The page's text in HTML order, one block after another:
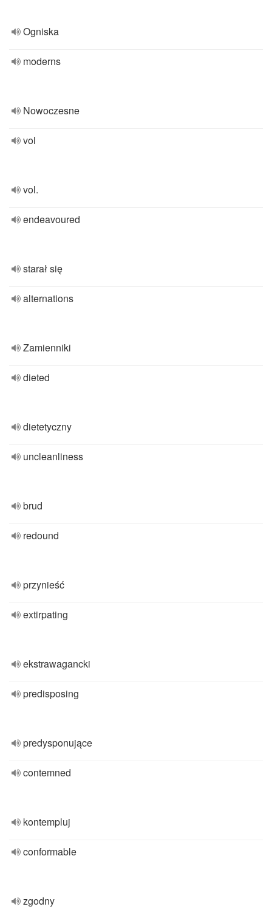
Ogniska
moderns
Nowoczesne
vol
vol.
endeavoured
starał się
alternations
Zamienniki
dieted
dietetyczny
uncleanliness
brud
redound
przynieść
extirpating
ekstrawagancki
predisposing
predysponujące
contemned
kontempluj
conformable
zgodny